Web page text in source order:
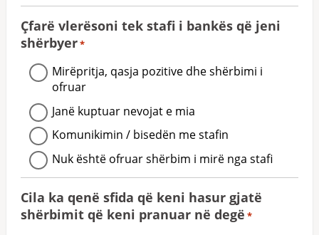
Çfarë vlerësoni tek stafi i bankës që jeni
shërbyer*
Mirëpritja, qasja pozitive dhe shërbimi i
ofruar
Janë kuptuar nevojat e mia
Komunikimin / bisedën me stafin
Nuk është ofruar shërbim i mirë nga stafi
Cila ka qenë sfida që keni hasur gjatë
shërbimit që keni pranuar në degë *